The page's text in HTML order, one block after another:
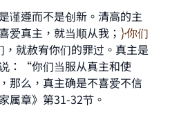
谨遵而不是创新。清高的主
真主，就当顺从我；
你们
，就赦宥你们的罪过。真主是
：“你们当服从真主和使
那么，真主确是不喜爱不信
属章》第31-32节。
IslamQA